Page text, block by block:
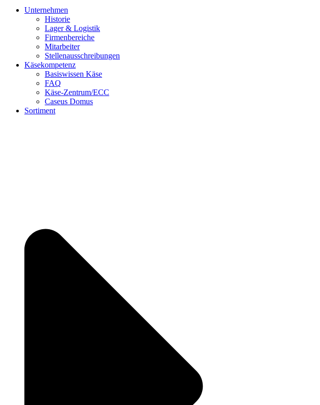
Unternehmen
Historie
Lager & Logistik
Firmenbereiche
Mitarbeiter
Stellenausschreibungen
Käsekompetenz
Basiswissen Käse
FAQ
Käse-Zentrum/ECC
Caseus Domus
Sortiment